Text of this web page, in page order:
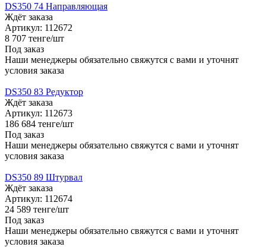
DS350 74 Направляющая
Ждёт заказа
Артикул: 112672
8 707 тенге/шт
Под заказ
Наши менеджеры обязательно свяжутся с вами и уточнят
условия заказа
DS350 83 Редуктор
Ждёт заказа
Артикул: 112673
186 684 тенге/шт
Под заказ
Наши менеджеры обязательно свяжутся с вами и уточнят
условия заказа
DS350 89 Штурвал
Ждёт заказа
Артикул: 112674
24 589 тенге/шт
Под заказ
Наши менеджеры обязательно свяжутся с вами и уточнят
условия заказа